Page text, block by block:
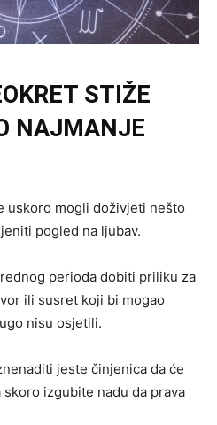
STIŽE
NAJMANJE
uskoro mogli doživjeti nešto
pogled na ljubav.
perioda dobiti priliku za
ili susret koji bi mogao
nisu osjetili.
jeste činjenica da će
izgubite nadu da prava